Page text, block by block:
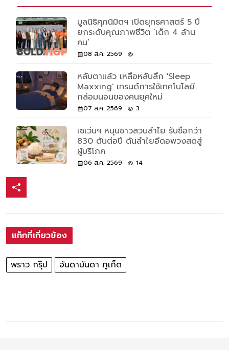
มูลนิธิศุภนิมิตฯ เปิดยุทธศาสตร์ 5 ปี
ยกระดับคุณภาพชีวิต ‘เด็ก 4 ล้าน
คน’
08 ส.ค. 2569
หลับตาแล้ว เหลือหลับลึก 'Sleep
Maxxing' เทรนด์การใช้เทคโนโลยี
กล่อมนอนของคนยุคใหม่
07 ส.ค. 2569 3
เซเว่นฯ หนุนชาวสวนลำไย รับซื้อกว่า
830 ตันต่อปี ดันลำไยอีดอพวงสดสู่
ผู้บริโภค
06 ส.ค. 2569 14
แท็กที่เกี่ยวข้อง
พราว กรุ๊ป อันดามันดา ภูเก็ต